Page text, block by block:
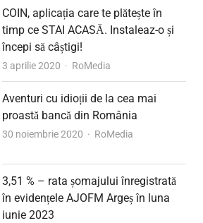
COIN, aplicația care te plătește în
timp ce STAI ACASĂ. Instaleaz-o și
începi să câștigi!
3 aprilie 2020 Author
RoMedia
Aventuri cu idioții de la cea mai
proastă bancă din România
30 noiembrie 2020 Author
RoMedia
3,51 % – rata șomajului înregistrată
în evidențele AJOFM Argeș în luna
iunie 2023